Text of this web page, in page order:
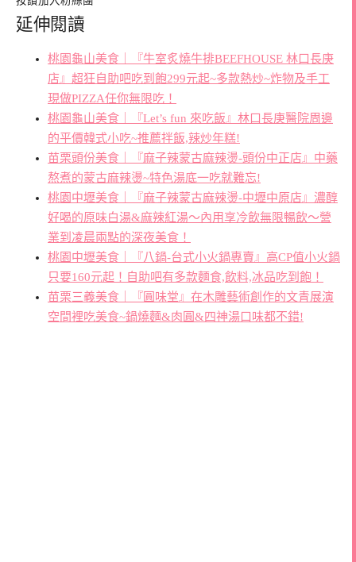
延伸閱讀
桃園龜山美食｜『牛室炙燒牛排BEEFHOUSE 林口長庚
店』超狂自助吧吃到飽299元起~多款熱炒~炸物及手工
現做PIZZA任你無限吃！
桃園龜山美食｜『Let’s fun 來吃飯』林口長庚醫院周邊
的平價韓式小吃~推薦拌飯,辣炒年糕!
苗栗頭份美食｜『麻子辣蒙古麻辣燙-頭份中正店』中藥
熬煮的蒙古麻辣燙~特色湯底一吃就難忘!
桃園中壢美食｜『麻子辣蒙古麻辣燙-中壢中原店』濃醇
好喝的原味白湯&麻辣紅湯～內用享冷飲無限暢飲～營
業到凌晨兩點的深夜美食！
桃園中壢美食｜『八鍋-台式小火鍋專賣』高CP值小火鍋
只要160元起！自助吧有多款麵食,飲料,冰品吃到飽！
苗栗三義美食｜『圓味堂』在木雕藝術創作的文青展演
空間裡吃美食~鍋燒麵&肉圓&四神湯口味都不錯!